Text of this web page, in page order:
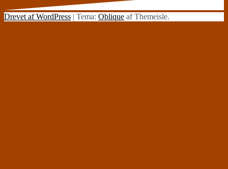
Drevet af WordPress | Tema: Oblique af Themeisle.